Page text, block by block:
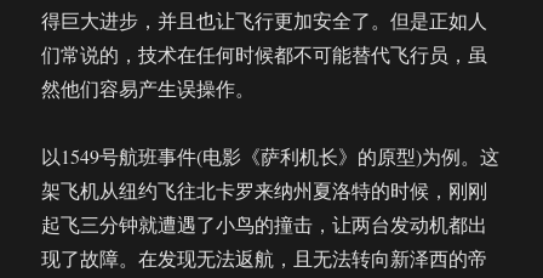
得巨大进步，并且也让飞行更加安全了。但是正如人
们常说的，技术在任何时候都不可能替代飞行员，虽
然他们容易产生误操作。
以1549号航班事件(电影《萨利机长》的原型)为例。这
架飞机从纽约飞往北卡罗来纳州夏洛特的时候，刚刚
起飞三分钟就遭遇了小鸟的撞击，让两台发动机都出
现了故障。在发现无法返航，且无法转向新泽西的帝